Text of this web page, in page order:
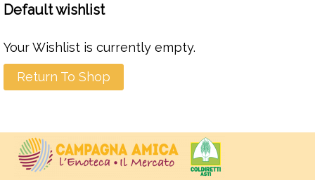
Default wishlist
Your Wishlist is currently empty.
Return To Shop